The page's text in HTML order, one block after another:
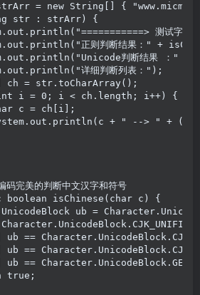
= new String[] {
str : strArr) {
测试字符
正则判断结果：" +
判断结果 ：" +
详细判断列表：");
ch = str.toCharArray();
i = 0; i < ch.length; i++) {
c = ch[i];
+ " --> " +
完美的判断中文汉字和符号
boolean isChinese(char c) {
ub =
ub ==
ub ==
ub ==
true;